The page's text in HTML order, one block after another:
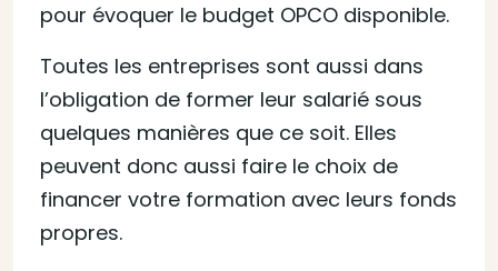
pour évoquer le budget OPCO disponible.
Toutes les entreprises sont aussi dans
l’obligation de former leur salarié sous
quelques manières que ce soit. Elles
peuvent donc aussi faire le choix de
financer votre formation avec leurs fonds
propres.